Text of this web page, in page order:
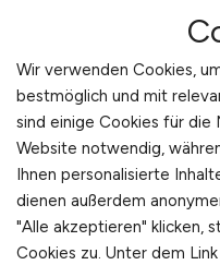
SHK,
Fundierte
Bauleitung
idealerweise im
oder
Kenntnisse in
und
Wir verwenden Cookies,
bestmöglich und mit
sind einige Cookies für die
Website notwendig,
Ihnen personalisierte
dienen außerdem
"Alle akzeptieren" klicken,
Cookies zu. Unter dem